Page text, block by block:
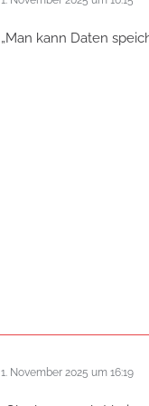
„Man kann Daten
1. November 2025 um 16:19